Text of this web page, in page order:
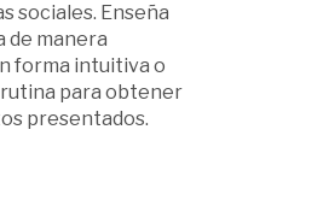
sociales. Enseña
de manera
forma intuitiva o
para obtener
presentados.